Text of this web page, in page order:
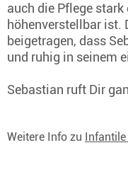
auch die Pflege
höhenverstellbar ist.
beigetragen, dass
und ruhig in seinem
Sebastian ruft Dir
Weitere Info zu